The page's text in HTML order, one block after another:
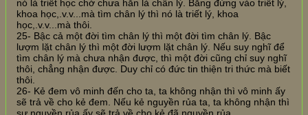
nó là triết học chớ chưa hẳn là chân lý. Bằng đứng vào triết lý,
khoa học,.v.v...mà tìm chân lý thì nó là triết lý, khoa
học,.v.v...mà thôi.
25- Bậc cả một đời tìm chân lý thì một đời tìm chân lý. Bậc
lượm lặt chân lý thì một đời lượm lặt chân lý. Nếu suy nghĩ để
tìm chân lý mà chưa nhận được, thì một đời cũng chỉ suy nghĩ
thôi, chẳng nhận được. Duy chỉ có đức tin thiện tri thức mà biết
thôi.
26- Kẻ đem vô minh đến cho ta, ta không nhận thì vô minh ấy
sẽ trả về cho kẻ đem. Nếu kẻ nguyền rủa ta, ta không nhận thì